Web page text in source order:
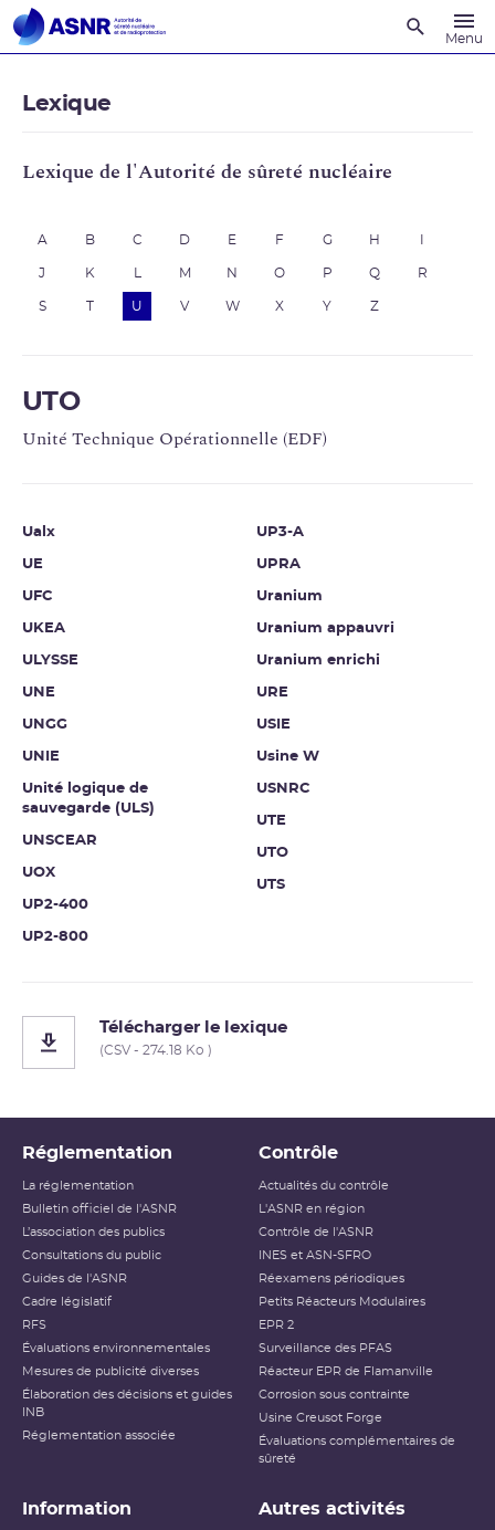
Menu
Lexique
Lexique de l'Autorité de sûreté nucléaire
A B C D E F G H
J K M N O P Q R
S U V W X Y Z
UTO
Unité Technique Opérationnelle (EDF)
Ualx
UE
UFC
UKEA
ULYSSE
UNE
UNGG
UNIE
Unité logique de
sauvegarde (ULS)
UNSCEAR
UOX
UP2-400
UP2-800
UP3-A
UPRA
Uranium
Uranium appauvri
Uranium enrichi
URE
USIE
Usine W
USNRC
UTE
UTO
UTS
Télécharger le lexique
(CSV - 274.18 Ko )
Réglementation
La réglementation
Bulletin officiel de l'ASNR
L’association des publics
Consultations du public
Guides de l'ASNR
Cadre législatif
RFS
Évaluations environnementales
Mesures de publicité diverses
Élaboration des décisions et guides
INB
Réglementation associée
Contrôle
Actualités du contrôle
L'ASNR en région
Contrôle de l'ASNR
INES et ASN-SFRO
Réexamens périodiques
Petits Réacteurs Modulaires
EPR 2
Surveillance des PFAS
Réacteur EPR de Flamanville
Corrosion sous contrainte
Usine Creusot Forge
Évaluations complémentaires de
sûreté
Information Autres activités